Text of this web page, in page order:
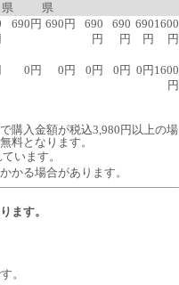
県
県
690円 690円
690
円
690
円
690
円
1600
円
0円 0円 0円 0円 0円 1600
円
購入金額が税込3,980円以上の場
料となります。
います。
かる場合があります。
ます。
。